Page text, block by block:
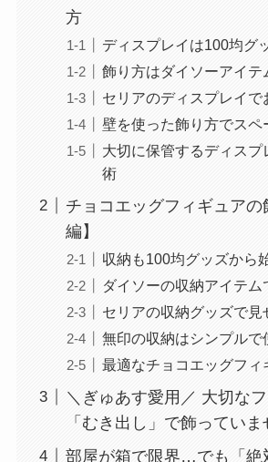
方
ディスプレイは100均グ
飾り方はダイソーアイテ
セリアのディスプレイで
壁を使った飾り方でスペ
大切に保管するディスプ
術
チョコエッグフィギュアの
編】
収納も100均グッズから
ダイソーの収納アイテム
セリアの収納グッズで見
無印の収納はシンプルで
最適なチョコエッグフィ
＼ぎゅあす愛用／ 大切なフ
「むき出し」で飾っていま
部屋が箱で限界…でも「絶